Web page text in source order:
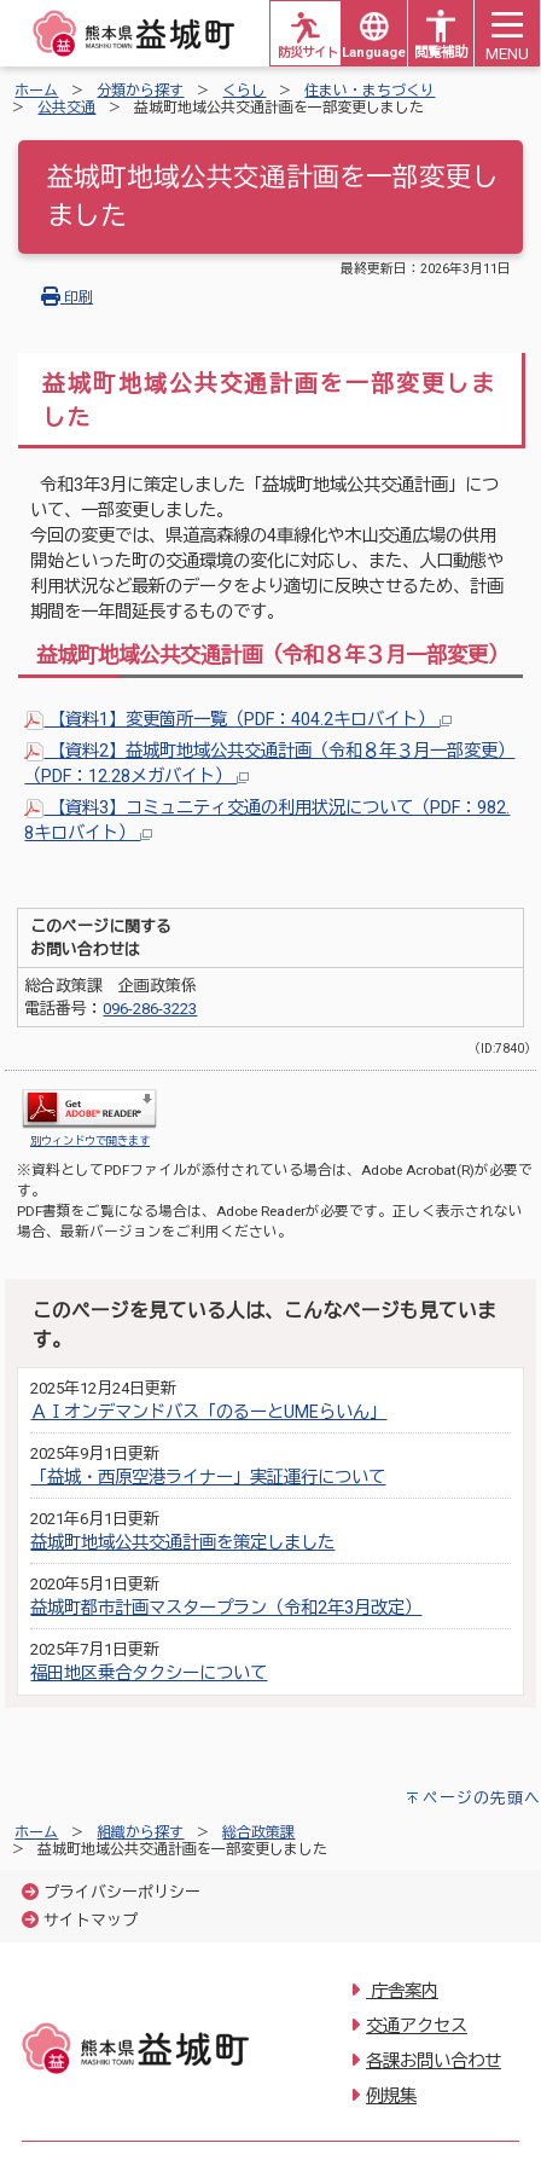
Languages 閲覧補助
防災サイト MENU
ホーム 分類から探す くらし
住まい・まちづくり
公共交通
益城町地域公共交通計画を一部変更しました
益城町地域公共交通計画を一部変更し
ました
最終更新日： 2026年3月11日
印刷
益城町地域公共交通計画を一部変更しま
した
令和3年3月に策定しました「益城町地域公共交通計画」につ
いて、一部変更しました。
今回の変更では、県道高森線の4車線化や木山交通広場の供用
開始といった町の交通環境の変化に対応し、また、人口動態や
利用状況など最新のデータをより適切に反映させるため、計画
期間を一年間延長するものです。
益城町地域公共交通計画（令和８年３月一部変更）
【資料1】変更箇所一覧（PDF：404.2キロバイト）
【資料2】益城町地域公共交通計画（令和８年３月一部変更）
（PDF：12.28メガバイト）
【資料3】コミュニティ交通の利用状況について（PDF：982.
8キロバイト）
このページに関する
お問い合わせは
総合政策課 企画政策係
電話番号：096-286-3223
（ID:7840）
別ウィンドウで開きます
※資料としてPDFファイルが添付されている場合は、Adobe Acrobat(R)が必要で
す。
PDF書類をご覧になる場合は、Adobe Readerが必要です。正しく表示されない
場合、最新バージョンをご利用ください。
このページを見ている人は、こんなページも見ていま
す。
2025年12月24日更新
ＡＩオンデマンドバス「のるーとUMEらいん」
2025年9月1日更新
「益城・西原空港ライナー」実証運行について
2021年6月1日更新
益城町地域公共交通計画を策定しました
2020年5月1日更新
益城町都市計画マスタープラン（令和2年3月改定）
2025年7月1日更新
福田地区乗合タクシーについて
ページの先頭へ
ホーム 組織から探す
総合政策課
益城町地域公共交通計画を一部変更しました
プライバシーポリシー
サイトマップ
庁舎案内
交通アクセス
各課お問い合わせ
例規集